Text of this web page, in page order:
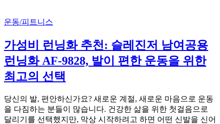
운동/피트니스
가성비 런닝화 추천: 슬레진저 남여공용
런닝화 AF-9828, 발이 편한 운동을 위한
최고의 선택
당신의 발, 편안하신가요? 새로운 계절, 새로운 마음으로 운동
을 다짐하는 분들이 많습니다. 건강한 삶을 위한 첫걸음으로
달리기를 선택했지만, 막상 시작하려고 하면 어떤 신발을 신어